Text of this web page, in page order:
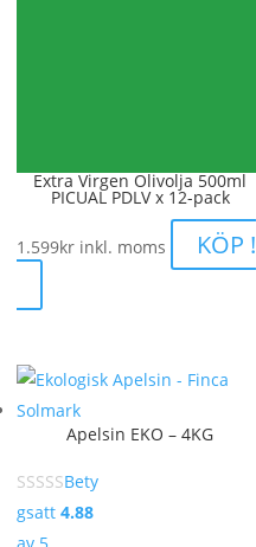
Extra Virgen Olivolja 500ml
PICUAL PDLV x 12-pack
1.599kr inkl. moms KÖP !
Apelsin EKO – 4KG
Bety
gsatt 4.88